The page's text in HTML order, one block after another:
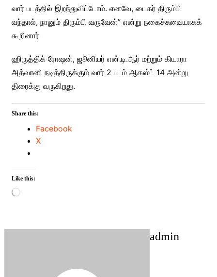
வார் படத்தில் இறந்துவிட்டோம். எனவே, டைகர் திரும்பி
வந்தால், நானும் திரும்பி வருவேன்” என்று நகைச்சுவையாகக்
கூறினார்
ஹிருத்திக் ரோஷன், ஜூனியர் என்.டி.ஆர் மற்றும் கியாரா
அத்வானி நடித்திருக்கும் வார் 2 படம் ஆகஸ்ட் 14 அன்று
திரைக்கு வருகிறது.
Share this:
Facebook
X
Like this:
Loading…
admin